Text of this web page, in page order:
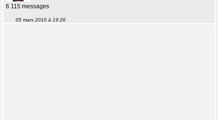
6 115 messages
05 mars 2010 à 19:26